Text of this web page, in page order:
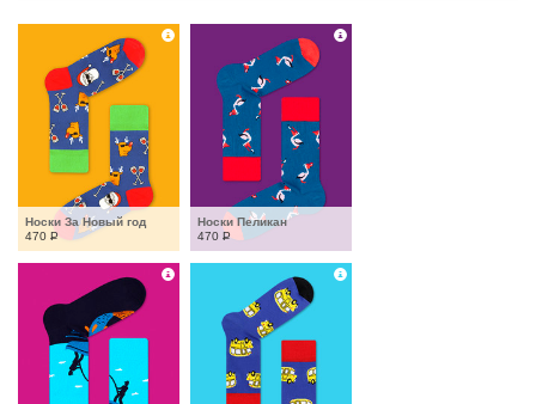
Носки За Новый год
470 Р
Носки Пеликан
470 Р